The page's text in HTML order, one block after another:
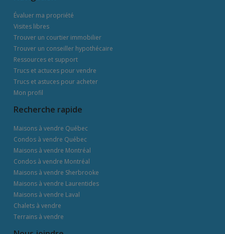
Évaluer ma propriété
Visites libres
Trouver un courtier immobilier
Trouver un conseiller hypothécaire
Ressources et support
Trucs et actuces pour vendre
Trucs et astuces pour acheter
Mon profil
Recherche rapide
Maisons à vendre Québec
Condos à vendre Québec
Maisons à vendre Montréal
Condos à vendre Montréal
Maisons à vendre Sherbrooke
Maisons à vendre Laurentides
Maisons à vendre Laval
Chalets à vendre
Terrains à vendre